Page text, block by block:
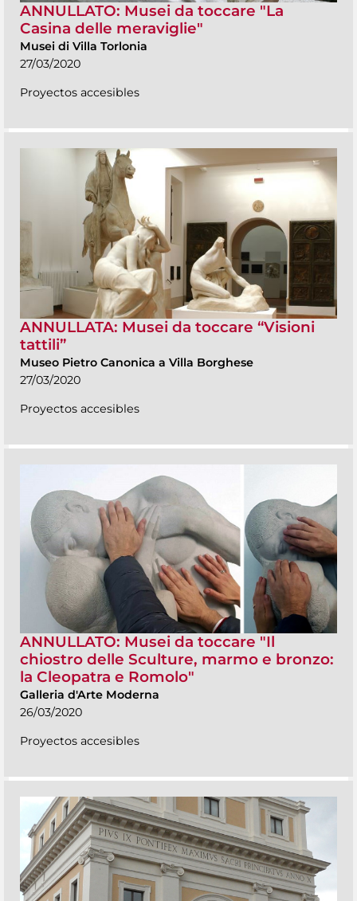
ANNULLATO: Musei da toccare "La
Casina delle meraviglie"
Musei di Villa Torlonia
27/03/2020
Proyectos accesibles
ANNULLATA: Musei da toccare “Visioni
tattili”
Museo Pietro Canonica a Villa Borghese
27/03/2020
Proyectos accesibles
ANNULLATO: Musei da toccare "Il
chiostro delle Sculture, marmo e bronzo:
la Cleopatra e Romolo"
Galleria d'Arte Moderna
26/03/2020
Proyectos accesibles